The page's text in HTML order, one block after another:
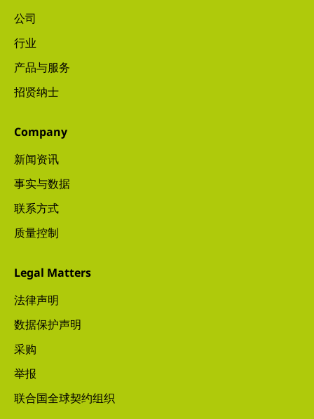
公司
行业
产品与服务
招贤纳士
Company
新闻资讯
事实与数据
联系方式
质量控制
Legal Matters
法律声明
数据保护声明
采购
举报
联合国全球契约组织